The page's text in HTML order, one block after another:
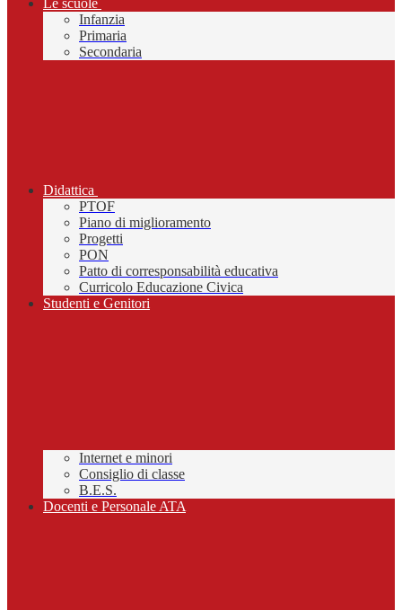
Le scuole
Infanzia
Primaria
Secondaria
Didattica
PTOF
Piano di miglioramento
Progetti
PON
Patto di corresponsabilità educativa
Curricolo Educazione Civica
Studenti e Genitori
Internet e minori
Consiglio di classe
B.E.S.
Docenti e Personale ATA